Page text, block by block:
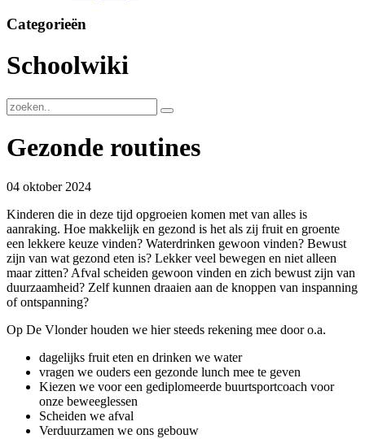
Categorieën
Schoolwiki
Gezonde routines
04 oktober 2024
Kinderen die in deze tijd opgroeien komen met van alles is
aanraking. Hoe makkelijk en gezond is het als zij fruit en groente
een lekkere keuze vinden? Waterdrinken gewoon vinden? Bewust
zijn van wat gezond eten is? Lekker veel bewegen en niet alleen
maar zitten? Afval scheiden gewoon vinden en zich bewust zijn van
duurzaamheid? Zelf kunnen draaien aan de knoppen van inspanning
of ontspanning?
Op De Vlonder houden we hier steeds rekening mee door o.a.
dagelijks fruit eten en drinken we water
vragen we ouders een gezonde lunch mee te geven
Kiezen we voor een gediplomeerde buurtsportcoach voor
onze beweeglessen
Scheiden we afval
Verduurzamen we ons gebouw